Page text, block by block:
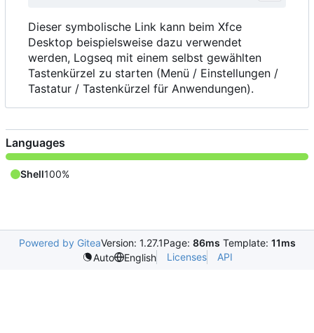
Dieser symbolische Link kann beim Xfce
Desktop beispielsweise dazu verwendet
werden, Logseq mit einem selbst gewählten
Tastenkürzel zu starten (Menü / Einstellungen /
Tastatur / Tastenkürzel für Anwendungen).
Languages
Shell100%
Powered by GiteaVersion: 1.27.1Page: 86ms Template: 11ms
Auto
English Licenses API